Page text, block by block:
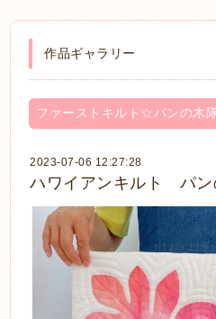
作品ギャラリー
ファーストキルト☆パンの木
2023-07-06 12:27:28
ハワイアンキルト パン